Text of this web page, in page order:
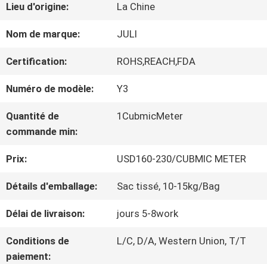
À
PROPOS
DE
NOUS
VISITE
DE
L'USINE
CONTRÔLE
Lieu d'origine: La Chine
Nom de marque: JULI
Certification: ROHS,REACH,FDA
Numéro de modèle: Y3
Quantité de
commande min:
1CubmicMeter
Prix: USD160-230/CUBMIC METER
Détails d'emballage: Sac tissé, 10-15kg/Bag
Délai de livraison: jours 5-8work
Conditions de
paiement:
L/C, D/A, Western Union, T/T